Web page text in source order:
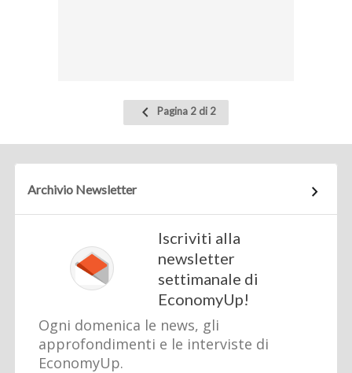
Pagina
precedente
Pagina 2 di 2
Archivio Newsletter
Iscriviti alla
newsletter
settimanale di
EconomyUp!
Ogni domenica le news, gli
approfondimenti e le interviste di
EconomyUp.